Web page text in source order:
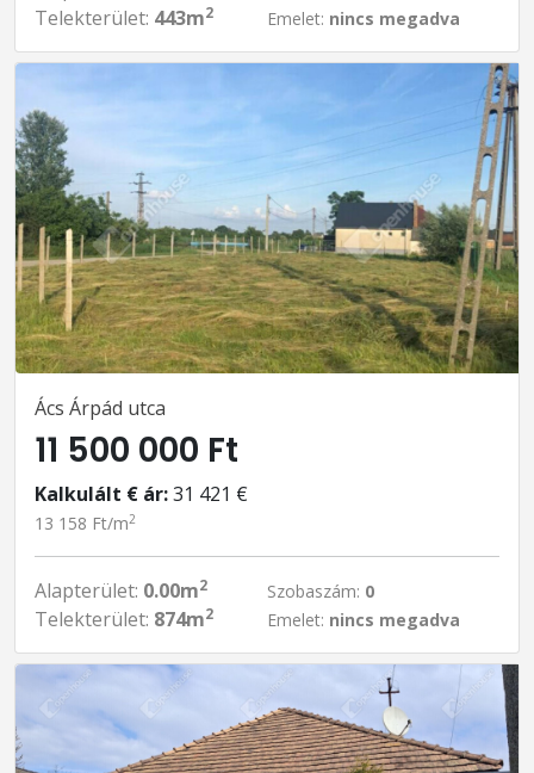
Telekterület: 443m2
Emelet: nincs megadva
Ács Árpád utca
11 500 000 Ft
Kalkulált € ár:31 421 €
13 158 Ft/m2
Alapterület: 0.00m2
Telekterület: 874m2
Szobaszám: 0
Emelet: nincs megadva